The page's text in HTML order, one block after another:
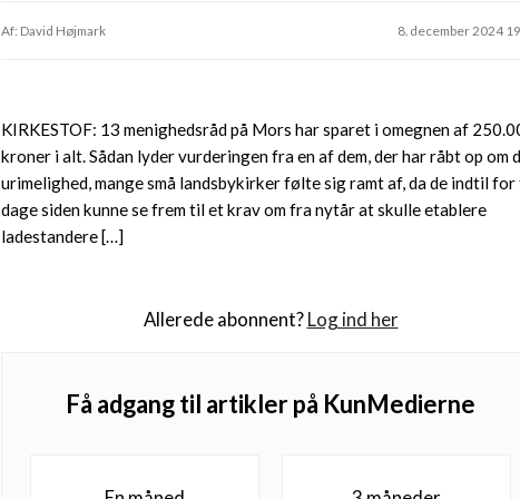
Af: David Højmark 8. december 2024
KIRKESTOF: 13 menighedsråd på Mors har sparet i omegnen af
kroner i alt. Sådan lyder vurderingen fra en af dem, der har råbt op om
urimelighed, mange små landsbykirker følte sig ramt af, da de indtil for
dage siden kunne se frem til et krav om fra nytår at skulle etablere
ladestandere […]
Allerede abonnent?Log ind her
Få adgang til artikler på KunMedierne